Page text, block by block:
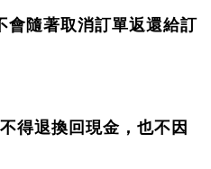
會隨著取消訂單返還給訂
得退換回現金，也不因